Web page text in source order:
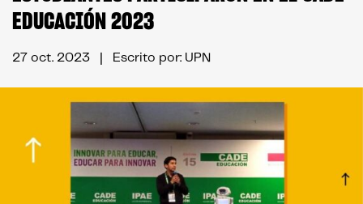
EDUCACIÓN 2023
27 oct. 2023 | Escrito por: UPN